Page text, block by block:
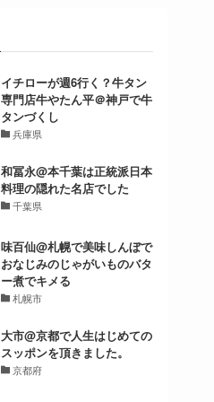
イチローが週6行く？牛タン
専門店牛やたん平＠神戸で牛
タンづくし
兵庫県
和冨永@本千葉は正統派日本
料理の隠れた名店でした
千葉県
味百仙@札幌で美味しんぼで
おなじみのじゃがいものバタ
ー煮でキメる
札幌市
大市@京都で人生はじめての
スッポンを頂きました。
京都府